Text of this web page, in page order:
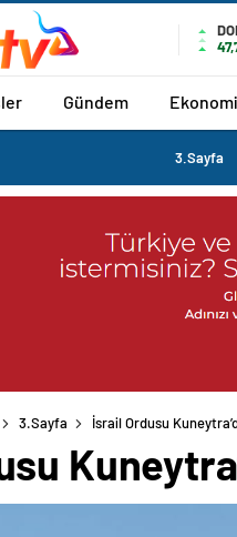
Gündem Ekonomi
3.Sayfa
3.Sayfa İsrail Ordusu